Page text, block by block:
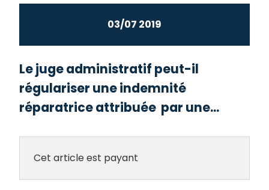
03/07 2019
Le juge administratif peut-il
régulariser une indemnité
réparatrice attribuée par une...
Cet article est payant